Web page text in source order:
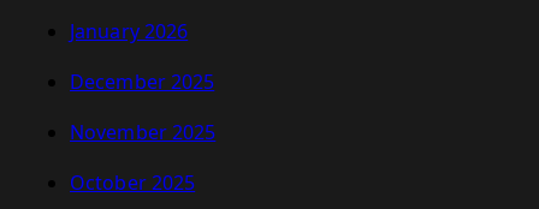
January 2026
December 2025
November 2025
October 2025